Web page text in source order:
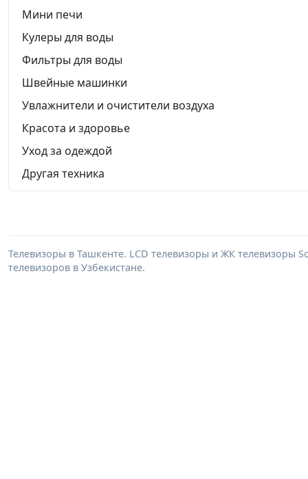
Мини печи
Кулеры для воды
Фильтры для воды
Швейные машинки
Увлажнители и очистители воздуха
Красота и здоровье
Уход за одеждой
Другая техника
Телевизоры в Ташкенте. LCD телевизоры и ЖК телевизоры
телевизоров в Узбекистане.